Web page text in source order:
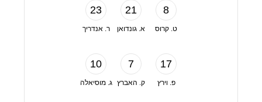
23
ר. אנדריך
21
א. גונדואן
8
ט. קרוס
10
ג. מוסיאלה
7
ק. האברץ
17
פ. וירץ